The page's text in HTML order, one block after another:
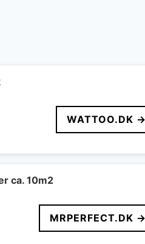
WATTOO.DK →
ca. 10m2
MRPERFECT.DK →